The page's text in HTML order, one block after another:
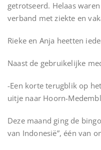
getrotseerd. Helaas
verband met ziekte en
Rieke en Anja heetten
Naast de gebruikelijke
-Een korte terugblik op
uitje naar Hoorn-
Deze maand ging de
van Indonesië”, één van